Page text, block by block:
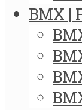
BMX |